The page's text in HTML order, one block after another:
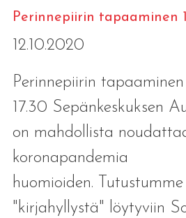
Perinnepiirin tapaaminen
12.10.2020
Perinnepiirin
17.30 Sepänkeskuksen
on mahdollista
koronapandemia
huomioiden. Tutustumme
"kirjahyllystä" löytyviin